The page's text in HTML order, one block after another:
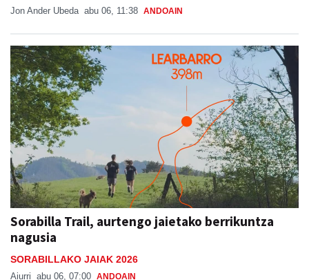
Jon Ander Ubeda abu 06, 11:38 ANDOAIN
Sorabilla Trail, aurtengo jaietako berrikuntza
nagusia
SORABILLAKO JAIAK 2026
Aiurri abu 06, 07:00 ANDOAIN